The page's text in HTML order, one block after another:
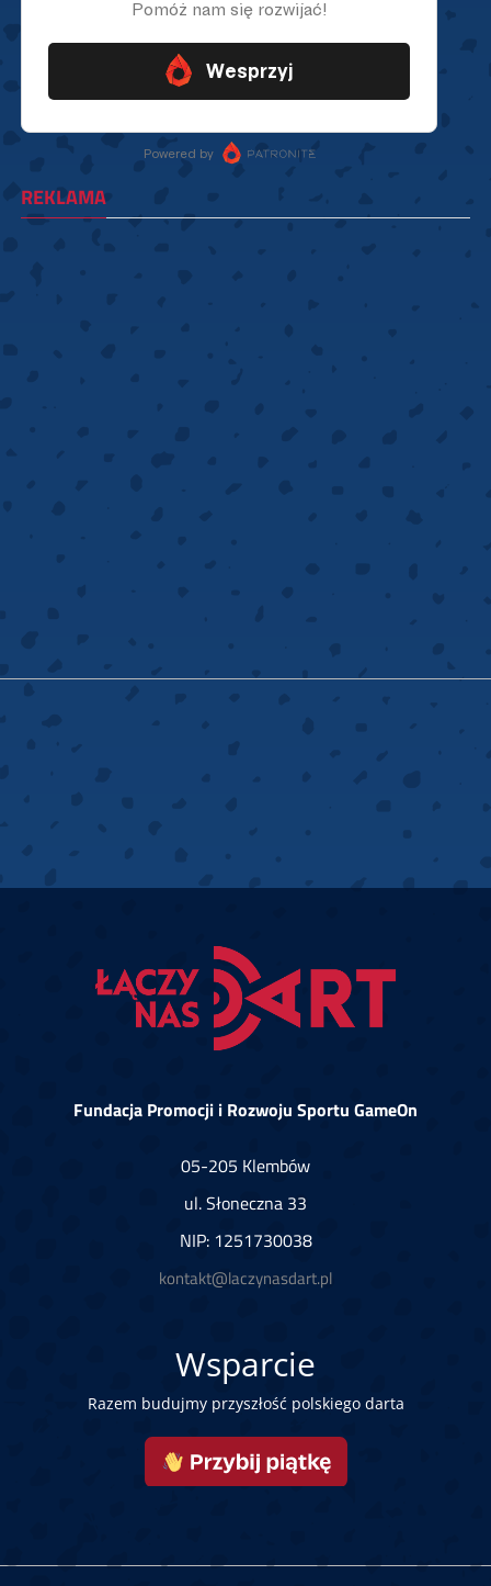
REKLAMA
Fundacja Promocji i Rozwoju Sportu GameOn
05-205 Klembów
ul. Słoneczna 33
NIP: 1251730038
kontakt@laczynasdart.pl
Wsparcie
Razem budujmy przyszłość polskiego darta